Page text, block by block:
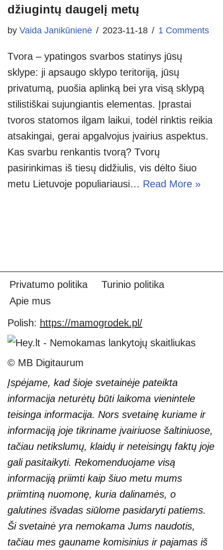
džiugintų daugelį metų
by Vaida Janikūnienė 2023-11-18 1 Comments
Tvora – ypatingos svarbos statinys jūsų
sklype: ji apsaugo sklypo teritoriją, jūsų
privatumą, puošia aplinką bei yra visą sklypą
stilistiškai sujungiantis elementas. Įprastai
tvoros statomos ilgam laikui, todėl rinktis reikia
atsakingai, gerai apgalvojus įvairius aspektus.
Kas svarbu renkantis tvorą? Tvorų
pasirinkimas iš tiesų didžiulis, vis dėlto šiuo
metu Lietuvoje populiariausi… Read More »
Privatumo politika
Turinio politika
Apie mus
Polish: https://mamogrodek.pl/
© MB Digitaurum
Įspėjame, kad šioje svetainėje pateikta
informacija neturėtų būti laikoma vienintele
teisinga informacija. Nors svetainę kuriame ir
informaciją joje tikriname įvairiuose šaltiniuose,
tačiau netikslumų, klaidų ir neteisingų faktų joje
gali pasitaikyti. Rekomenduojame visą
informaciją priimti kaip šiuo metu mums
priimtiną nuomonę, kuria dalinamės, o
galutines išvadas siūlome pasidaryti patiems.
Ši svetainė yra nemokama Jums naudotis,
tačiau mes gauname komisinius ir pajamas iš